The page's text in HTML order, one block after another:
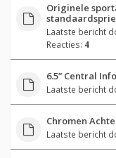
Originele
Laatste bericht
Reacties: 4
6.5” Central
Laatste bericht
Chromen
Laatste bericht